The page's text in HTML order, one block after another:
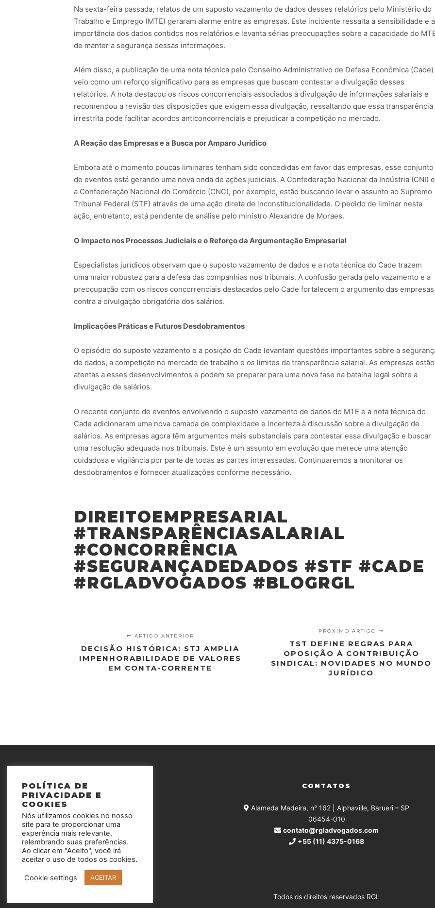
Na sexta-feira passada, relatos de um suposto vazamento de dados desses relatórios pelo Ministério do
Trabalho e Emprego (MTE) geraram alarme entre as empresas. Este incidente ressalta a sensibilidade e a
importância dos dados contidos nos relatórios e levanta sérias preocupações sobre a capacidade do
de manter a segurança dessas informações.
Além disso, a publicação de uma nota técnica pelo Conselho Administrativo de Defesa Econômica (Cade)
veio como um reforço significativo para as empresas que buscam contestar a divulgação desses
relatórios. A nota destacou os riscos concorrenciais associados à divulgação de informações salariais e
recomendou a revisão das disposições que exigem essa divulgação, ressaltando que essa transparência
irrestrita pode facilitar acordos anticoncorrenciais e prejudicar a competição no mercado.
A Reação das Empresas e a Busca por Amparo Jurídico
Embora até o momento poucas liminares tenham sido concedidas em favor das empresas, esse conjunto
de eventos está gerando uma nova onda de ações judiciais. A Confederação Nacional da Indústria (CNI) e
a Confederação Nacional do Comércio (CNC), por exemplo, estão buscando levar o assunto ao Supremo
Tribunal Federal (STF) através de uma ação direta de inconstitucionalidade. O pedido de liminar nesta
ação, entretanto, está pendente de análise pelo ministro Alexandre de Moraes.
O Impacto nos Processos Judiciais e o Reforço da Argumentação Empresarial
Especialistas jurídicos observam que o suposto vazamento de dados e a nota técnica do Cade trazem
uma maior robustez para a defesa das companhias nos tribunais. A confusão gerada pelo vazamento e a
preocupação com os riscos concorrenciais destacados pelo Cade fortalecem o argumento das empresas
contra a divulgação obrigatória dos salários.
Implicações Práticas e Futuros Desdobramentos
O episódio do suposto vazamento e a posição do Cade levantam questões importantes sobre a
de dados, a competição no mercado de trabalho e os limites da transparência salarial. As empresas estão
atentas a esses desenvolvimentos e podem se preparar para uma nova fase na batalha legal sobre a
divulgação de salários.
O recente conjunto de eventos envolvendo o suposto vazamento de dados do MTE e a nota técnica do
Cade adicionaram uma nova camada de complexidade e incerteza à discussão sobre a divulgação de
salários. As empresas agora têm argumentos mais substanciais para contestar essa divulgação e buscar
uma resolução adequada nos tribunais. Este é um assunto em evolução que merece uma atenção
cuidadosa e vigilância por parte de todas as partes interessadas. Continuaremos a monitorar os
desdobramentos e fornecer atualizações conforme necessário.
DIREITOEMPRESARIAL
#TRANSPARÊNCIASALARIAL
#CONCORRÊNCIA
#SEGURANÇADEDADOS #STF #CADE
#RGLADVOGADOS #BLOGRGL
ARTIGO ANTERIOR
DECISÃO HISTÓRICA: STJ AMPLIA
IMPENHORABILIDADE DE VALORES
EM CONTA-CORRENTE
PRÓXIMO ARTIGO
TST DEFINE REGRAS PARA
OPOSIÇÃO À CONTRIBUIÇÃO
SINDICAL: NOVIDADES NO MUNDO
JURÍDICO
CONTATOS
Alameda Madeira, n° 162 | Alphaville, Barueri – SP
06454-010
contato@rgladvogados.com
+55 (11) 4375-0168
Todos os direitos reservados RGL
POLÍTICA DE
PRIVACIDADE E
COOKIES
Nós utilizamos cookies no nosso
site para te proporcionar uma
experência mais relevante,
relembrando suas preferências.
Ao clicar em "Aceito", você irá
aceitar o uso de todos os cookies.
Cookie settings ACEITAR